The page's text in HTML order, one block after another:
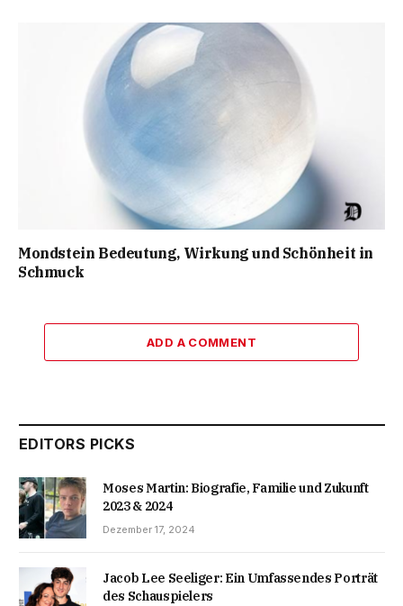
Mondstein Bedeutung, Wirkung und Schönheit in
Schmuck
ADD A COMMENT
EDITORS PICKS
Moses Martin: Biografie, Familie und Zukunft
2023 & 2024
Dezember 17, 2024
Jacob Lee Seeliger: Ein Umfassendes Porträt
des Schauspielers